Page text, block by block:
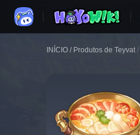
INÍCIO / Produtos de Teyvat /